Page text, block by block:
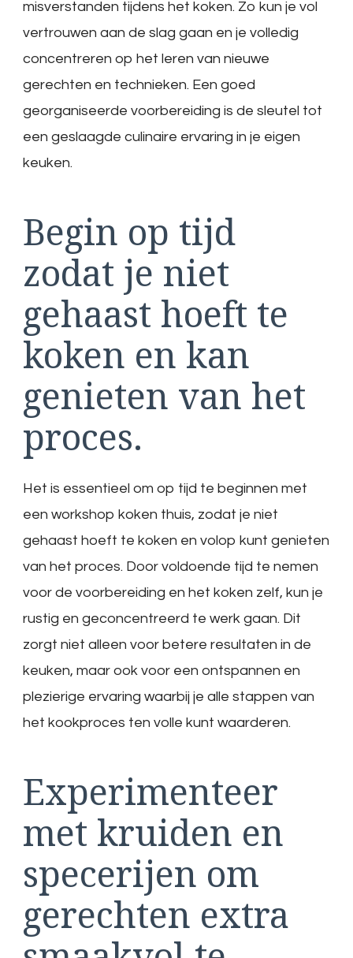
misverstanden tijdens het koken. Zo kun je vol
vertrouwen aan de slag gaan en je volledig
concentreren op het leren van nieuwe
gerechten en technieken. Een goed
georganiseerde voorbereiding is de sleutel tot
een geslaagde culinaire ervaring in je eigen
keuken.
Begin op tijd
zodat je niet
gehaast hoeft te
koken en kan
genieten van het
proces.
Het is essentieel om op tijd te beginnen met
een workshop koken thuis, zodat je niet
gehaast hoeft te koken en volop kunt genieten
van het proces. Door voldoende tijd te nemen
voor de voorbereiding en het koken zelf, kun je
rustig en geconcentreerd te werk gaan. Dit
zorgt niet alleen voor betere resultaten in de
keuken, maar ook voor een ontspannen en
plezierige ervaring waarbij je alle stappen van
het kookproces ten volle kunt waarderen.
Experimenteer
met kruiden en
specerijen om
gerechten extra